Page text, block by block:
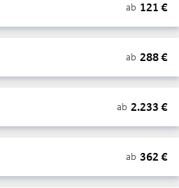
ab 121 €
ab 288€
ab 2.233 €
ab 362 €